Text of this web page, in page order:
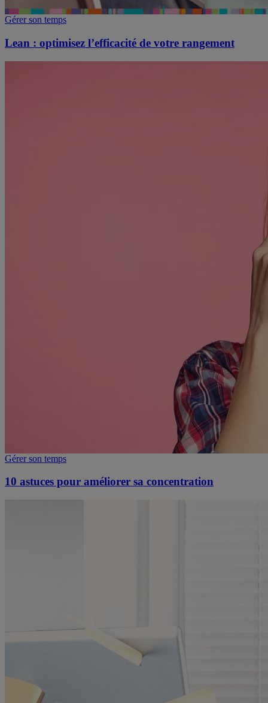
Gérer son temps
Lean : optimisez l’efficacité de votre rangement
Gérer son temps
10 astuces pour améliorer sa concentration